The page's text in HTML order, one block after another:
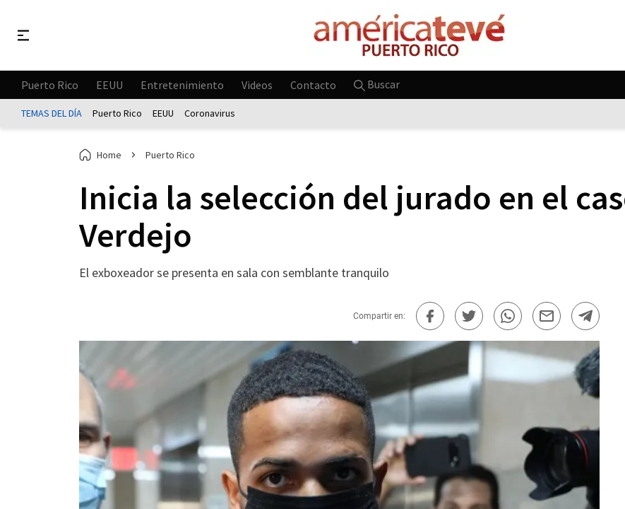
Puerto Rico EEUU Entretenimiento Videos Contacto Buscar
TEMAS DEL DÍA Puerto Rico EEUU Coronavirus
Home Puerto Rico
Inicia la selección del jurado en el
Verdejo
El exboxeador se presenta en sala con semblante tranquilo
Compartir en: